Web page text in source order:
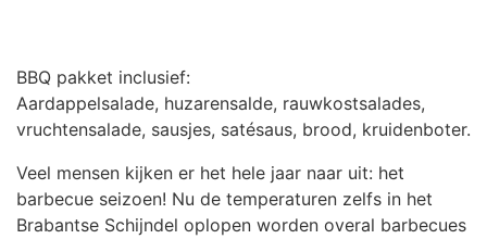
BBQ pakket inclusief:
Aardappelsalade, huzarensalde, rauwkostsalades,
vruchtensalade, sausjes, satésaus, brood, kruidenboter.
Veel mensen kijken er het hele jaar naar uit: het
barbecue seizoen! Nu de temperaturen zelfs in het
Brabantse Schijndel oplopen worden overal barbecues